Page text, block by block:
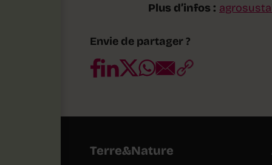
Plus d’infos :
Envie de partager ?
Terre&Nature